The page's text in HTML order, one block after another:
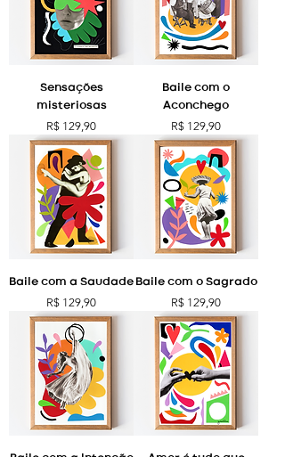
Sensações
misteriosas
Preço
R$ 129,90
Baile com o
Aconchego
Preço
R$ 129,90
Baile com a Saudade
Preço
R$ 129,90
Baile com o Sagrado
Preço
R$ 129,90